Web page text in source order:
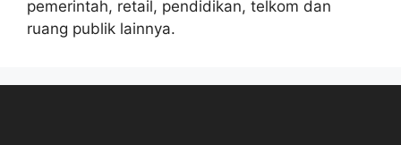
pemerintah, retail, pendidikan, telkom dan
ruang publik lainnya.